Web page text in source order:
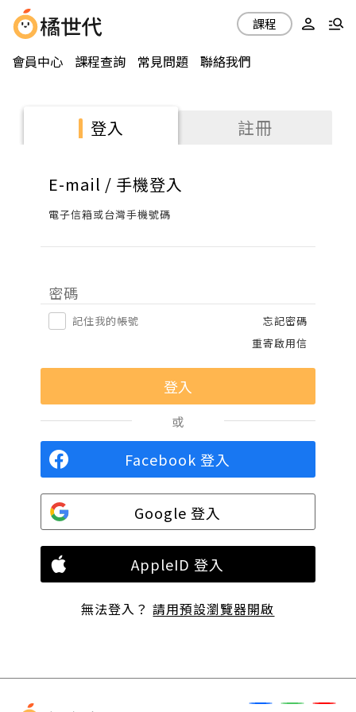
會員中心 課程查詢 常見問題 聯絡我們
課程
登入 註冊
E-mail / 手機登入
電子信箱或台灣手機號碼
密碼
記住我的帳號
忘記密碼
重寄啟用信
或
Facebook 登入
Google 登入
AppleID 登入
無法登入？請用預設瀏覽器開啟